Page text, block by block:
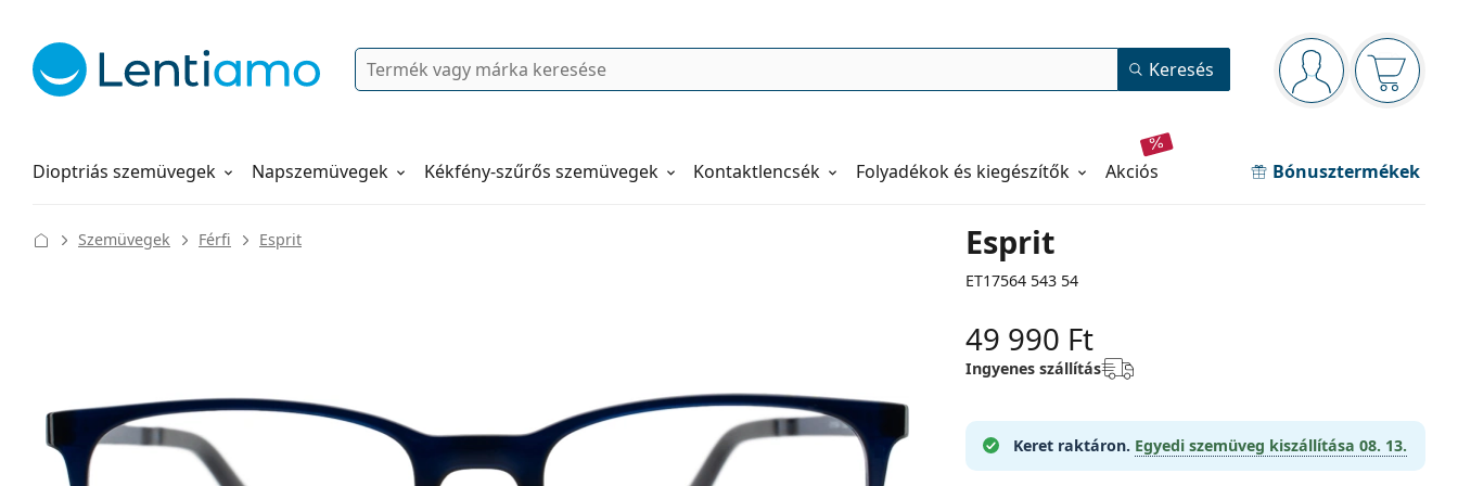
Navigációs panel
Bejelentkezve
Kosara
Keresés Keresés
Kontaktlencsék
Folyadékok
Dioptriás szemüvegek Napszemüvegek Kékfény-szűrős szemüvegek Folyadékok és kiegészítők akciós Bónusztermékek
Hogyan rendeljen
Esprit
ET17564 543 54
Szemüvegek Férfi Esprit
49 990 Ft
Ingyenes szállítás
Keret raktáron. Egyedi szemüveg kiszállítása 08. 13.